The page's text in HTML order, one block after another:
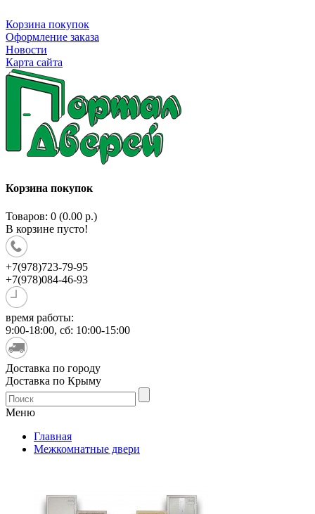
Корзина покупок
Оформление заказа
Новости
Карта сайта
Корзина покупок
Товаров: 0 (0.00 р.)
В корзине пусто!
+7(978)723-79-95
+7(978)084-46-93
время работы:
9:00-18:00, сб: 10:00-15:00
Доставка по городу
Доставка по Крыму
Меню
Главная
Межкомнатные двери